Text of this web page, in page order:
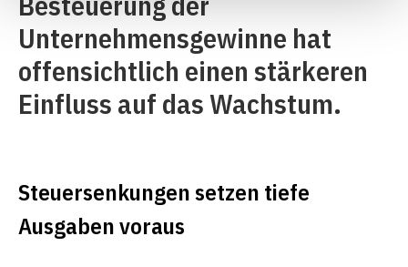
Unternehmensgewinne hat
offensichtlich einen stärkeren
Einfluss auf das Wachstum.
Steuersenkungen setzen tiefe
Ausgaben voraus